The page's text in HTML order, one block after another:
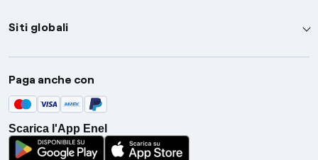
Siti globali
Enel Group
Enel Green Power
Global Trading
Global Procurement
Gridspertise
Paga anche con
Scarica l'App Enel